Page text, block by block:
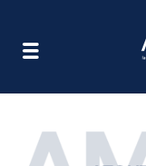
contenu